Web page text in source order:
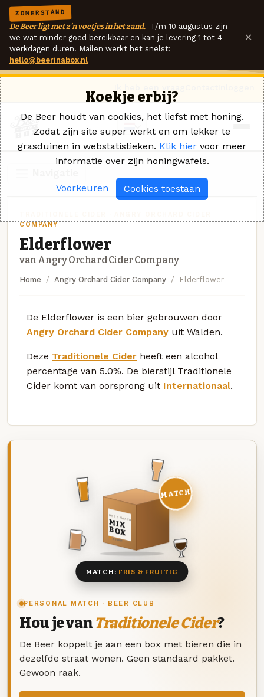
ZOMERSTAND
De Beer ligt met z'n voetjes in het zand. T/m 10 augustus zijn
we wat minder goed bereikbaar en kan je levering 1 tot 4
werkdagen duren. Mailen werkt het snelst:
hello@beerinabox.nl
×
COMPANY
Elderflower
van Angry Orchard Cider Company
Home Angry Orchard Cider Company Elderflower
De Elderflower is een bier gebrouwen door
Angry Orchard Cider Company uit Walden.
Deze Traditionele Cider heeft een alcohol
percentage van 5.0%. De bierstijl Traditionele
Cider komt van oorsprong uit Internationaal.
PERSONAL MATCH · BEER CLUB
Hou je van Traditionele Cider?
De Beer koppelt je aan een box met bieren die in
dezelfde straat wonen. Geen standaard pakket.
Gewoon raak.
DEZE MAAND
MIX
BOX
8 BIEREN
MATCH
MATCH: FRIS & FRUITIG
Koekje erbij?
De Beer houdt van cookies, het liefst met honing.
Zodat zijn site super werkt en om lekker te
grasduinen in webstatistieken. Klik hier voor meer
informatie over zijn honingwafels.
Voorkeuren Cookies toestaan